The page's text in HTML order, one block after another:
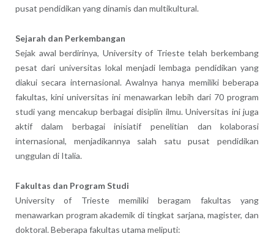
pusat pendidikan yang dinamis dan multikultural.
Sejarah dan Perkembangan
Sejak awal berdirinya, University of Trieste telah berkembang
pesat dari universitas lokal menjadi lembaga pendidikan yang
diakui secara internasional. Awalnya hanya memiliki beberapa
fakultas, kini universitas ini menawarkan lebih dari 70 program
studi yang mencakup berbagai disiplin ilmu. Universitas ini juga
aktif dalam berbagai inisiatif penelitian dan kolaborasi
internasional, menjadikannya salah satu pusat pendidikan
unggulan di Italia.
Fakultas dan Program Studi
University of Trieste memiliki beragam fakultas yang
menawarkan program akademik di tingkat sarjana, magister, dan
doktoral. Beberapa fakultas utama meliputi: